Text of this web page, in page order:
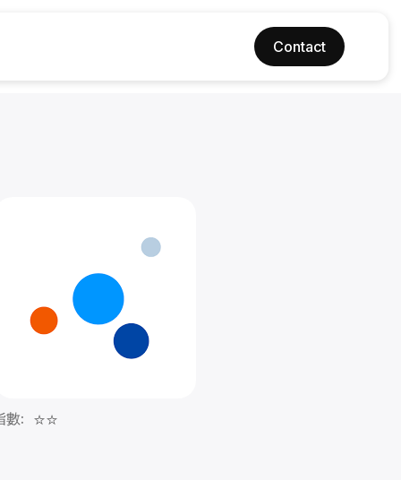
Contact
數: ⭐⭐